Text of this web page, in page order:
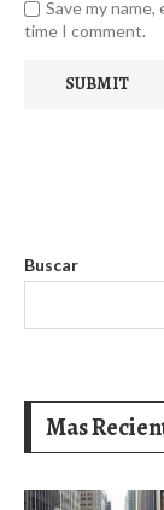
Save my
time I comment.
Buscar
Mas